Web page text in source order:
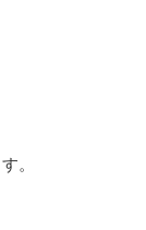
。